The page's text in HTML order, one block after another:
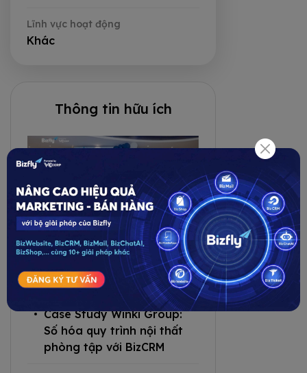
Lĩnh vực hoạt động
Khác
Thông tin hữu ích
Case Study Manfusi: Tối ưu
quản lý khách hàng với
BizCRM
Case Study Winki Group:
Số hóa quy trình nội thất
phòng tập với BizCRM